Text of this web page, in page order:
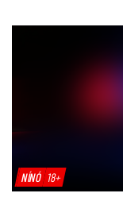
NÍNÓ 18+